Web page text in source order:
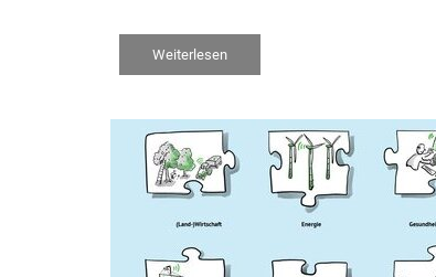
Weiterlesen